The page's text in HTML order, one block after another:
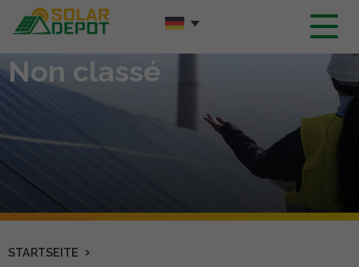
Hauptinhalt
Non classé
STARTSEITE ›